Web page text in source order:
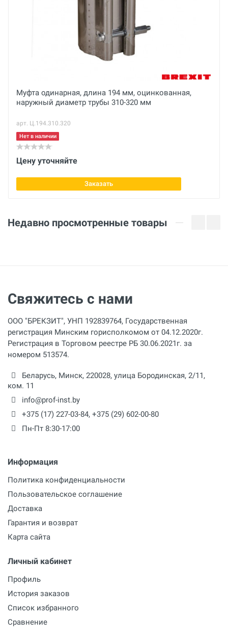
Габариты с упаковкой (ДхШхВ)
см
Диаметр трубы
347-357 мм
Муфта одинарная, длина 194 мм, оцинкованная,
наружный диаметр трубы 310-320 мм
арт. Ц.194.310.320
Нет в наличии
Цену уточняйте
Заказать
Недавно просмотренные товары
Свяжитесь с нами
ООО "БРЕКЗИТ", УНП 192839764, Государственная
регистрация Минским горисполкомом от 04.12.2020г.
Регистрация в Торговом реестре РБ 30.06.2021г. за
номером 513574.
Беларусь, Минск, 220028, улица Бородинская, 2/11,
ком. 11
info@prof-inst.by
+375 (17) 227-03-84, +375 (29) 602-00-80
Пн-Пт 8:30-17:00
Информация
Политика конфиденциальности
Пользовательское соглашение
Доставка
Гарантия и возврат
Карта сайта
Личный кабинет
Профиль
История заказов
Список избранного
Сравнение